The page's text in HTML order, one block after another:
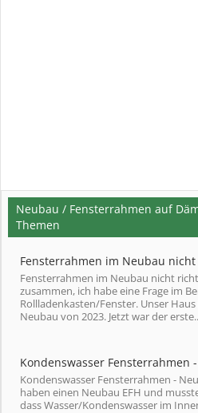
Neubau / Fensterrahmen auf
Themen
Fensterrahmen im Neubau
Fensterrahmen im Neubau nicht
zusammen, ich habe eine Frage im
Rollladenkasten/Fenster. Unser
Neubau von 2023. Jetzt war der
Kondenswasser Fensterrahmen
Kondenswasser Fensterrahmen -
haben einen Neubau EFH und
dass Wasser/Kondenswasser im